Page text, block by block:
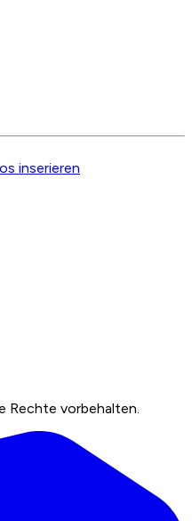
inserieren
Rechte vorbehalten.